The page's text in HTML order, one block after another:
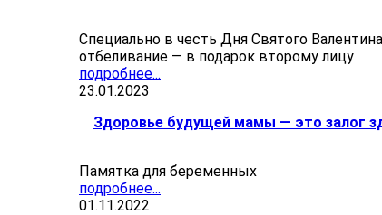
Специально в честь Дня Святого
отбеливание — в подарок второму лицу
подробнее...
23.01.2023
Здоровье будущей мамы — это залог
Памятка для беременных
подробнее...
01.11.2022